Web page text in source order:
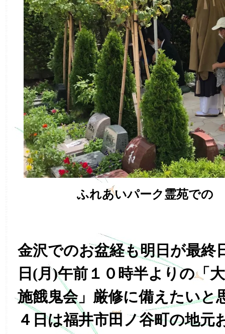
ふれあいパーク霊苑での
金沢でのお盆経も明日が最終
日(月)午前１０時半よりの「
施餓鬼会」厳修に備えたいと
４日は福井市田ノ谷町の地元